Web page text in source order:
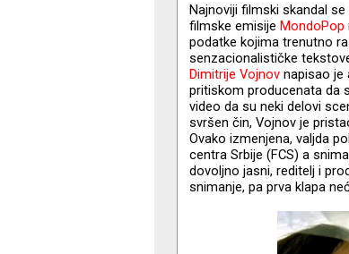
Najnoviji filmski skandal
filmske emisije MondoPop
podatke kojima trenutno
senzacionalističke
Dimitrije Vojnovnapisao je
pritiskom producenata da
video da su neki delovi
svršen čin, Vojnov je
Ovako izmenjena, valjda
centra Srbije (FCS) a
dovoljno jasni, reditelj i
snimanje, pa prva klapa